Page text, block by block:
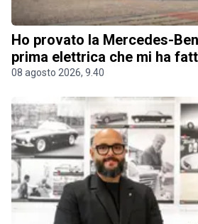
Ho provato la Mercedes-
prima elettrica che mi ha
08 agosto 2026, 9.40